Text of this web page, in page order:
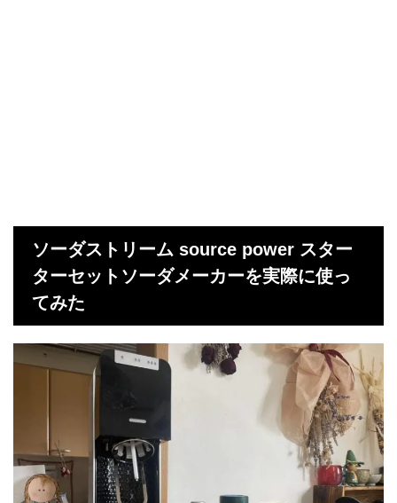
ソーダストリーム source power スター
ターセットソーダメーカーを実際に使っ
てみた